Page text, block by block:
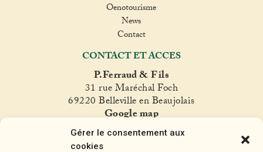
Gérer le consentement aux
cookies
Oenotourisme
News
Contact
CONTACT ET ACCES
P.Ferraud & Fils
31 rue Maréchal Foch
69220 Belleville en Beaujolais
Google map
T. +33(0)4 74 06 47 60
ferraud@ferraud.com